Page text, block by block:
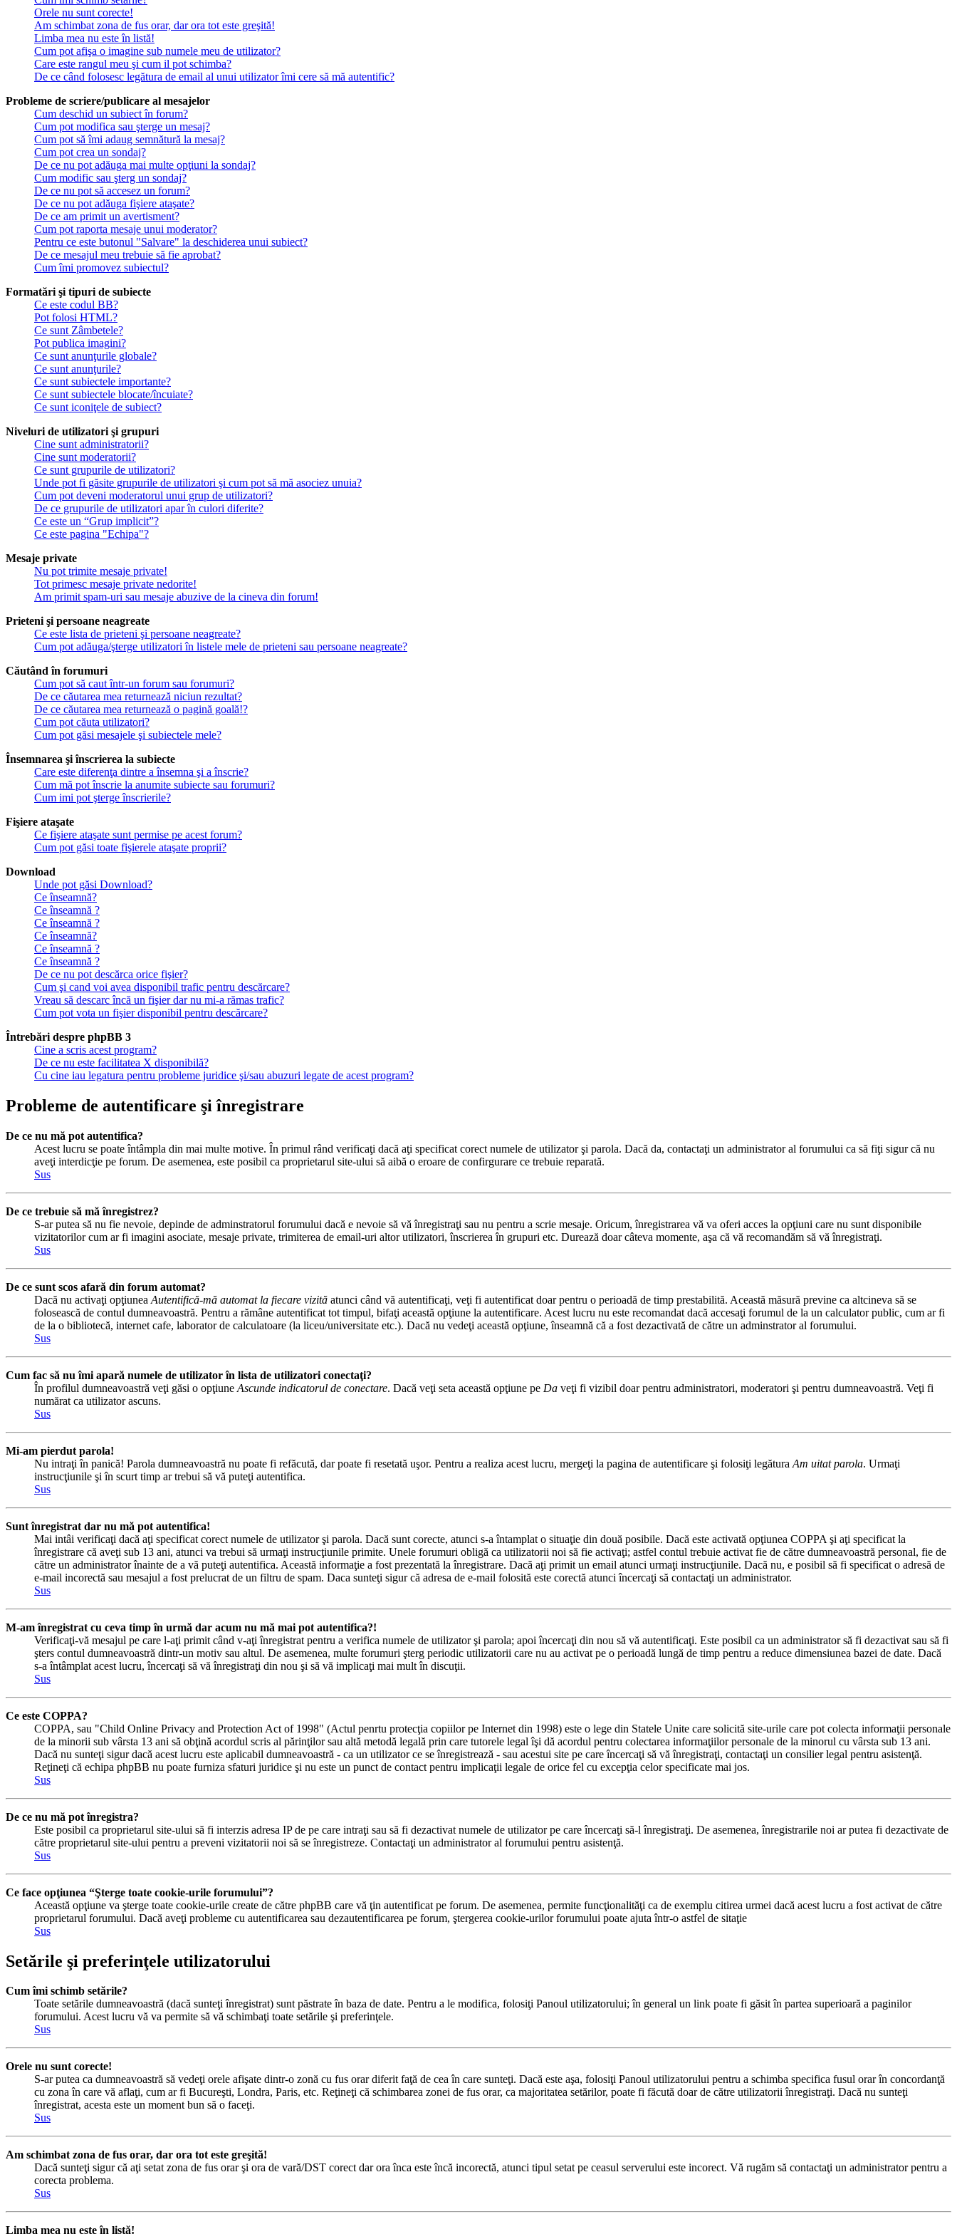
Orele nu sunt corecte!
Am schimbat zona de fus orar, dar ora tot este greşită!
Limba mea nu este în listă!
Cum pot afişa o imagine sub numele meu de utilizator?
Care este rangul meu şi cum il pot schimba?
De ce când folosesc legătura de email al unui utilizator îmi cere să mă autentific?
Probleme de scriere/publicare al mesajelor
Cum deschid un subiect în forum?
Cum pot modifica sau şterge un mesaj?
Cum pot să îmi adaug semnătură la mesaj?
Cum pot crea un sondaj?
De ce nu pot adăuga mai multe opţiuni la sondaj?
Cum modific sau şterg un sondaj?
De ce nu pot să accesez un forum?
De ce nu pot adăuga fişiere ataşate?
De ce am primit un avertisment?
Cum pot raporta mesaje unui moderator?
Pentru ce este butonul "Salvare" la deschiderea unui subiect?
De ce mesajul meu trebuie să fie aprobat?
Cum îmi promovez subiectul?
Formatări şi tipuri de subiecte
Ce este codul BB?
Pot folosi HTML?
Ce sunt Zâmbetele?
Pot publica imagini?
Ce sunt anunţurile globale?
Ce sunt anunţurile?
Ce sunt subiectele importante?
Ce sunt subiectele blocate/încuiate?
Ce sunt iconiţele de subiect?
Niveluri de utilizatori şi grupuri
Cine sunt administratorii?
Cine sunt moderatorii?
Ce sunt grupurile de utilizatori?
Unde pot fi găsite grupurile de utilizatori şi cum pot să mă asociez unuia?
Cum pot deveni moderatorul unui grup de utilizatori?
De ce grupurile de utilizatori apar în culori diferite?
Ce este un “Grup implicit”?
Ce este pagina "Echipa"?
Mesaje private
Nu pot trimite mesaje private!
Tot primesc mesaje private nedorite!
Am primit spam-uri sau mesaje abuzive de la cineva din forum!
Prieteni şi persoane neagreate
Ce este lista de prieteni şi persoane neagreate?
Cum pot adăuga/şterge utilizatori în listele mele de prieteni sau persoane neagreate?
Căutând în forumuri
Cum pot să caut într-un forum sau forumuri?
De ce căutarea mea returnează niciun rezultat?
De ce căutarea mea returnează o pagină goală!?
Cum pot căuta utilizatori?
Cum pot găsi mesajele şi subiectele mele?
Însemnarea şi înscrierea la subiecte
Care este diferenţa dintre a însemna şi a înscrie?
Cum mă pot înscrie la anumite subiecte sau forumuri?
Cum imi pot şterge înscrierile?
Fişiere ataşate
Ce fişiere ataşate sunt permise pe acest forum?
Cum pot găsi toate fişierele ataşate proprii?
Download
Unde pot găsi Download?
Ce înseamnă?
Ce înseamnă ?
Ce înseamnă ?
Ce înseamnă?
Ce înseamnă ?
Ce înseamnă ?
De ce nu pot descărca orice fişier?
Cum şi cand voi avea disponibil trafic pentru descărcare?
Vreau să descarc încă un fişier dar nu mi-a rămas trafic?
Cum pot vota un fişier disponibil pentru descărcare?
Întrebări despre phpBB 3
Cine a scris acest program?
De ce nu este facilitatea X disponibilă?
Cu cine iau legatura pentru probleme juridice şi/sau abuzuri legate de acest program?
Probleme de autentificare şi înregistrare
De ce nu mă pot autentifica?
Acest lucru se poate întâmpla din mai multe motive. În primul rând verificaţi dacă aţi specificat corect numele de utilizator şi parola. Dacă da, contactaţi un administrator al forumului ca să fiţi sigur că nu
aveţi interdicţie pe forum. De asemenea, este posibil ca proprietarul site-ului să aibă o eroare de confirgurare ce trebuie reparată.
Sus
De ce trebuie să mă înregistrez?
S-ar putea să nu fie nevoie, depinde de adminstratorul forumului dacă e nevoie să vă înregistraţi sau nu pentru a scrie mesaje. Oricum, înregistrarea vă va oferi acces la opţiuni care nu sunt disponibile
vizitatorilor cum ar fi imagini asociate, mesaje private, trimiterea de email-uri altor utilizatori, înscrierea în grupuri etc. Durează doar câteva momente, aşa că vă recomandăm să vă înregistraţi.
Sus
De ce sunt scos afară din forum automat?
Dacă nu activaţi opţiunea Autentifică-mă automat la fiecare vizită atunci când vă autentificaţi, veţi fi autentificat doar pentru o perioadă de timp prestabilită. Această măsură previne ca altcineva să se
folosească de contul dumneavoastră. Pentru a rămâne autentificat tot timpul, bifaţi această opţiune la autentificare. Acest lucru nu este recomandat dacă accesaţi forumul de la un calculator public, cum ar fi
de la o bibliotecă, internet cafe, laborator de calculatoare (la liceu/universitate etc.). Dacă nu vedeţi această opţiune, înseamnă că a fost dezactivată de către un adminstrator al forumului.
Sus
Cum fac să nu îmi apară numele de utilizator în lista de utilizatori conectaţi?
În profilul dumneavoastră veţi găsi o opţiune Ascunde indicatorul de conectare. Dacă veţi seta această opţiune pe Da veţi fi vizibil doar pentru administratori, moderatori şi pentru dumneavoastră. Veţi fi
numărat ca utilizator ascuns.
Sus
Mi-am pierdut parola!
Nu intraţi în panică! Parola dumneavoastră nu poate fi refăcută, dar poate fi resetată uşor. Pentru a realiza acest lucru, mergeţi la pagina de autentificare şi folosiţi legătura Am uitat parola. Urmaţi
instrucţiunile şi în scurt timp ar trebui să vă puteţi autentifica.
Sus
Sunt înregistrat dar nu mă pot autentifica!
Mai intâi verificaţi dacă aţi specificat corect numele de utilizator şi parola. Dacă sunt corecte, atunci s-a întamplat o situaţie din două posibile. Dacă este activată opţiunea COPPA şi aţi specificat la
înregistrare că aveţi sub 13 ani, atunci va trebui să urmaţi instrucţiunile primite. Unele forumuri obligă ca utilizatorii noi să fie activaţi; astfel contul trebuie activat fie de către dumneavoastră personal, fie de
către un administrator înainte de a vă puteţi autentifica. Această informaţie a fost prezentată la înregistrare. Dacă aţi primit un email atunci urmaţi instrucţiunile. Dacă nu, e posibil să fi specificat o adresă de
e-mail incorectă sau mesajul a fost prelucrat de un filtru de spam. Daca sunteţi sigur că adresa de e-mail folosită este corectă atunci încercaţi să contactaţi un administrator.
Sus
M-am înregistrat cu ceva timp în urmă dar acum nu mă mai pot autentifica?!
Verificaţi-vă mesajul pe care l-aţi primit când v-aţi înregistrat pentru a verifica numele de utilizator şi parola; apoi încercaţi din nou să vă autentificaţi. Este posibil ca un administrator să fi dezactivat sau să fi
şters contul dumneavoastră dintr-un motiv sau altul. De asemenea, multe forumuri şterg periodic utilizatorii care nu au activat pe o perioadă lungă de timp pentru a reduce dimensiunea bazei de date. Dacă
s-a întâmplat acest lucru, încercaţi să vă înregistraţi din nou şi să vă implicaţi mai mult în discuţii.
Sus
Ce este COPPA?
COPPA, sau "Child Online Privacy and Protection Act of 1998" (Actul penrtu protecţia copiilor pe Internet din 1998) este o lege din Statele Unite care solicită site-urile care pot colecta informaţii personale
de la minorii sub vârsta 13 ani să obţină acordul scris al părinţilor sau altă metodă legală prin care tutorele legal îşi dă acordul pentru colectarea informaţiilor personale de la minorul cu vârsta sub 13 ani.
Dacă nu sunteţi sigur dacă acest lucru este aplicabil dumneavoastră - ca un utilizator ce se înregistrează - sau acestui site pe care încercaţi să vă înregistraţi, contactaţi un consilier legal pentru asistenţă.
Reţineţi că echipa phpBB nu poate furniza sfaturi juridice şi nu este un punct de contact pentru implicaţii legale de orice fel cu excepţia celor specificate mai jos.
Sus
De ce nu mă pot înregistra?
Este posibil ca proprietarul site-ului să fi interzis adresa IP de pe care intraţi sau să fi dezactivat numele de utilizator pe care încercaţi să-l înregistraţi. De asemenea, înregistrarile noi ar putea fi dezactivate de
către proprietarul site-ului pentru a preveni vizitatorii noi să se înregistreze. Contactaţi un administrator al forumului pentru asistenţă.
Sus
Ce face opţiunea “Şterge toate cookie-urile forumului”?
Această opţiune va şterge toate cookie-urile create de către phpBB care vă ţin autentificat pe forum. De asemenea, permite funcţionalităţi ca de exemplu citirea urmei dacă acest lucru a fost activat de către
proprietarul forumului. Dacă aveţi probleme cu autentificarea sau dezautentificarea pe forum, ştergerea cookie-urilor forumului poate ajuta într-o astfel de sitaţie
Sus
Setările şi preferinţele utilizatorului
Cum îmi schimb setările?
Toate setările dumneavoastră (dacă sunteţi înregistrat) sunt păstrate în baza de date. Pentru a le modifica, folosiţi Panoul utilizatorului; în general un link poate fi găsit în partea superioară a paginilor
forumului. Acest lucru vă va permite să vă schimbaţi toate setările şi preferinţele.
Sus
Orele nu sunt corecte!
S-ar putea ca dumneavoastră să vedeţi orele afişate dintr-o zonă cu fus orar diferit faţă de cea în care sunteţi. Dacă este aşa, folosiţi Panoul utilizatorului pentru a schimba specifica fusul orar în concordanţă
cu zona în care vă aflaţi, cum ar fi Bucureşti, Londra, Paris, etc. Reţineţi că schimbarea zonei de fus orar, ca majoritatea setărilor, poate fi făcută doar de către utilizatorii înregistraţi. Dacă nu sunteţi
înregistrat, acesta este un moment bun să o faceţi.
Sus
Am schimbat zona de fus orar, dar ora tot este greşită!
Dacă sunteţi sigur că aţi setat zona de fus orar şi ora de vară/DST corect dar ora înca este încă incorectă, atunci tipul setat pe ceasul serverului este incorect. Vă rugăm să contactaţi un administrator pentru a
corecta problema.
Sus
Limba mea nu este în listă!